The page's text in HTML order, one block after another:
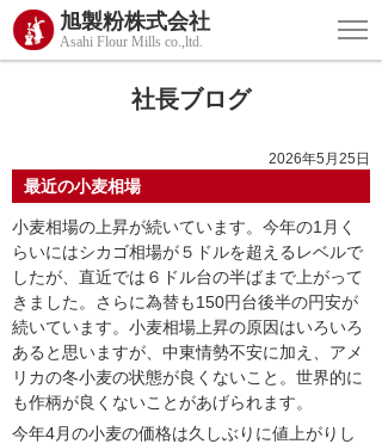
旭製粉株式会社
Asahi Flour Mills co.,ltd.
社長ブログ
2026年5月25日
最近の小麦相場
小麦相場の上昇が続いています。今年の1月く
らいにはシカゴ相場が５ドルを超えるレベルで
したが、直近では６ドル台の半ばまで上がって
きました。さらに為替も150円台後半の円安が
続いています。小麦相場上昇の原因はいろいろ
あると思いますが、中東情勢不安に加え、アメ
リカの冬小麦の状態が良くないこと。世界的に
も作柄が良くないことがあげられます。
今年4月の小麦の価格は久しぶりに値上がりし